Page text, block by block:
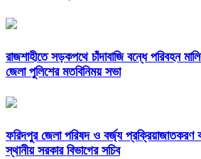
রাজশাহীতে সড়কপথে চাঁদাবাজি বন্ধে পরিবহন
জেলা পুলিশের মতবিনিময় সভা
ফরিদপুর জেলা পরিষদ ও বর্জ্য প্রক্রিয়াজাতকরণ
স্থানীয় সরকার বিভাগের সচিব